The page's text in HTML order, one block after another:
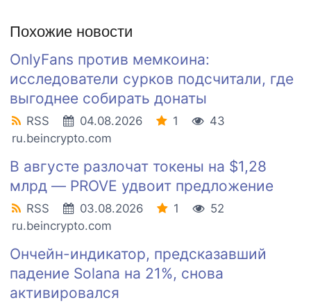
Похожие новости
OnlyFans против мемкоина:
исследователи сурков подсчитали, где
выгоднее собирать донаты
RSS 04.08.2026 1
43
ru.beincrypto.com
В августе разлочат токены на $1,28
млрд — PROVE удвоит предложение
RSS 03.08.2026 1
52
ru.beincrypto.com
Ончейн-индикатор, предсказавший
падение Solana на 21%, снова
активировался